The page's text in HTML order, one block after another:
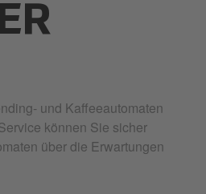
und Kaffeeautomaten
können Sie sicher
über die Erwartungen